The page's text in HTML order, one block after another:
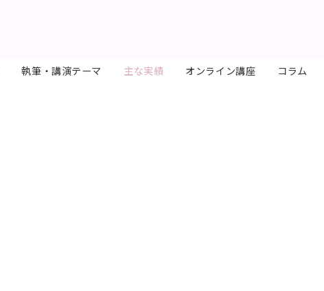
執筆・講演テーマ 主な実績 オンライン講座 コラム